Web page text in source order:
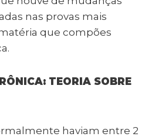
nas provas mais
que compões
TEORIA SOBRE
haviam entre 2